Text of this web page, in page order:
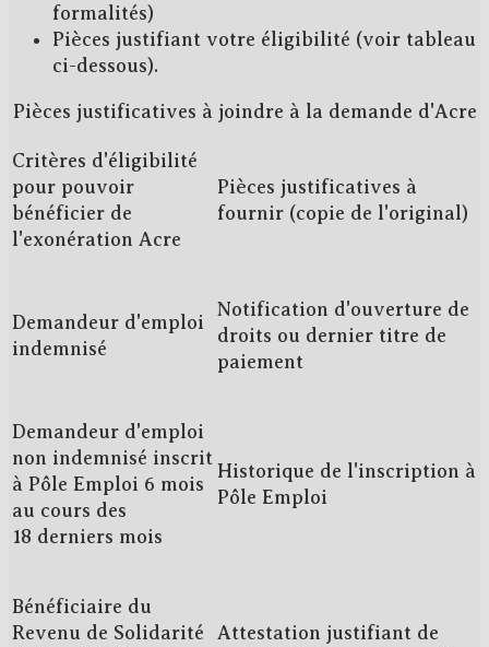
formalités)
Pièces justifiant votre éligibilité (voir tableau
ci-dessous).
Pièces justificatives à joindre à la demande d'Acre
Critères d'éligibilité
pour pouvoir
bénéficier de
l'exonération Acre
Pièces justificatives à
fournir (copie de l'original)
Demandeur d'emploi
indemnisé
Notification d'ouverture de
droits ou dernier titre de
paiement
Demandeur d'emploi
non indemnisé inscrit
à Pôle Emploi 6 mois
au cours des
18 derniers mois
Historique de l'inscription à
Pôle Emploi
Bénéficiaire du
Revenu de Solidarité
Attestation justifiant de